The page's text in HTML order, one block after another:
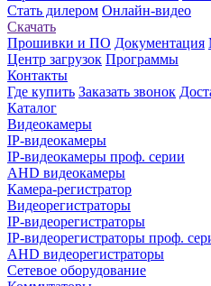
Стать дилером Онлайн-видео
Скачать
Прошивки и ПО Документация
Центр загрузок Программы
Контакты
Где купить Заказать звонок
Каталог
Видеокамеры
IP-видеокамеры
IP-видеокамеры проф. серии
AHD видеокамеры
Камера-регистратор
Видеорегистраторы
IP-видеорегистраторы
IP-видеорегистраторы проф.
AHD видеорегистраторы
Сетевое оборудование